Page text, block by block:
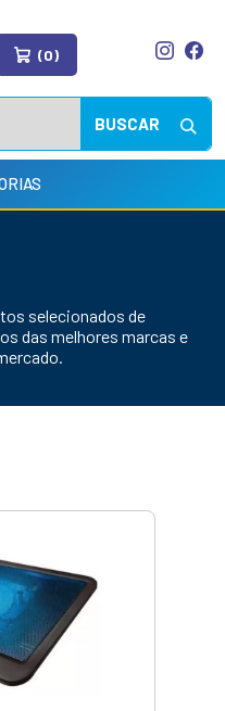
(0)
BUSCAR
selecionados de
das melhores marcas e